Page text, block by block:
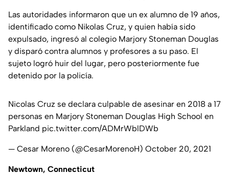
Las autoridades informaron que un ex alumno de 19 años,
identificado como Nikolas Cruz, y quien había sido
expulsado, ingresó al colegio Marjory Stoneman Douglas
y disparó contra alumnos y profesores a su paso. El
sujeto logró huir del lugar, pero posteriormente fue
detenido por la policía.
Nicolas Cruz se declara culpable de asesinar en 2018 a 17
personas en Marjory Stoneman Douglas High School en
Parkland pic.twitter.com/ADMrWblDWb
— Cesar Moreno (@CesarMorenoH) October 20, 2021
Newtown, Connecticut